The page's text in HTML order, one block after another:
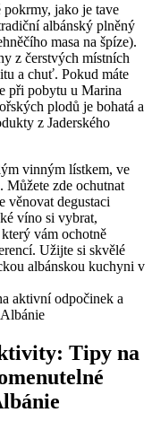
jako je tave
albánský plněný
masa na špíze).
z‌ čerstvých ‌místních
a chuť. Pokud⁢ máte
při pobytu u ​Marina⁣
plodů⁤ je ‍bohatá ‌a
z Jaderského
vinným lístkem, ve
Můžete zde ochutnat
věnovat degustaci
víno⁤ si⁢ vybrat,
vám ochotně
‌Užijte ⁣si skvělé⁣
⁤albánskou kuchyni v
Tipy na